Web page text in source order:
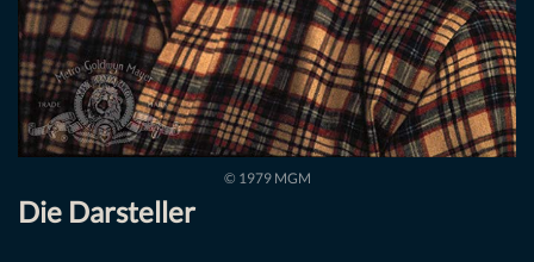
© 1979 MGM
Die Darsteller